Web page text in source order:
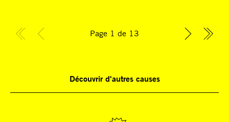
Page 1 de 13
Découvrir d'autres causes